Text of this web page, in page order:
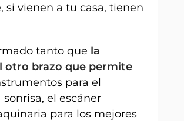
si vienen a tu casa, tienen
tanto que la
otro brazo que permite
para el
el escáner
para los mejores